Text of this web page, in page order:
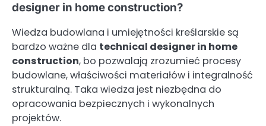
designer in home construction?
Wiedza budowlana i umiejętności kreślarskie są
bardzo ważne dla technical designer in home
construction, bo pozwalają zrozumieć procesy
budowlane, właściwości materiałów i integralność
strukturalną. Taka wiedza jest niezbędna do
opracowania bezpiecznych i wykonalnych
projektów.